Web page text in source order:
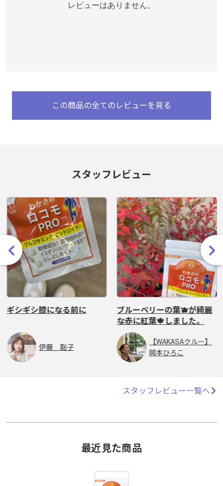
レビューはありません。
この商品の全てのレビューを見る
スタッフレビュー
ギシギシ膝になる前に
伊藤 聡子
ブルーベリーの葉🫐が綺麗
な赤に紅葉🍁しました。
【WAKASAクルー】
岡本ひろこ
スタッフレビュー一覧へ
最近見た商品